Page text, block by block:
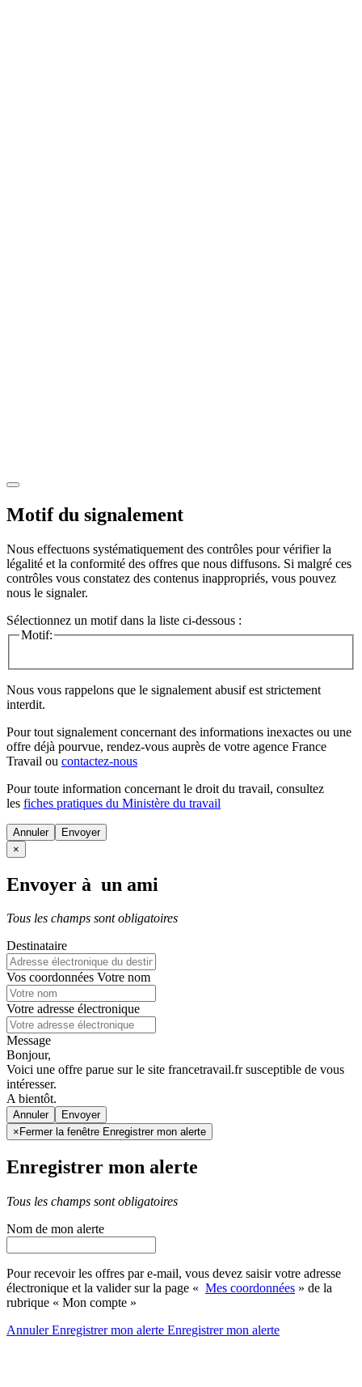
Motif du signalement
Nous effectuons systématiquement des contrôles pour vérifier la
légalité et la conformité des offres que nous diffusons. Si malgré ces
contrôles vous constatez des contenus inappropriés, vous pouvez
nous le signaler.
Sélectionnez un motif dans la liste ci-dessous :
Motif:
Nous vous rappelons que le signalement abusif est strictement
interdit.
Pour tout signalement concernant des informations inexactes ou une
offre déjà pourvue, rendez-vous auprès de votre agence France
Travail ou contactez-nous
Pour toute information concernant le droit du travail, consultez
les fiches pratiques du Ministère du travail
Annuler
×
Envoyer à un ami
Tous les champs sont obligatoires
Destinataire
Vos coordonnées Votre nom
Votre adresse électronique
Message
Bonjour,
Voici une offre parue sur le site francetravail.fr susceptible de vous
intéresser.
A bientôt.
Annuler
× Fermer la fenêtre Enregistrer mon alerte
Enregistrer mon alerte
Tous les champs sont obligatoires
Nom de mon alerte
Pour recevoir les offres par e-mail, vous devez saisir votre adresse
électronique et la valider sur la page « Mes coordonnées » de la
rubrique « Mon compte »
AnnulerEnregistrer mon alerte Enregistrermon alerte